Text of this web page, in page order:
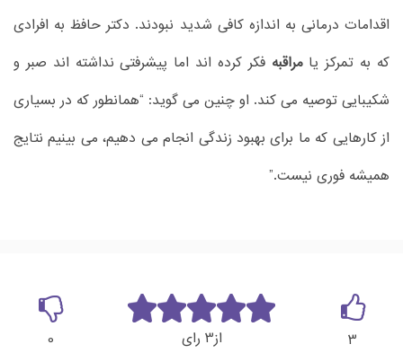
اقدامات درمانی به اندازه کافی شدید نبودند. دکتر حافظ به افرادی
که به تمرکز یامراقبه فکر کرده اند اما پیشرفتی نداشته اند صبر و
شکیبایی توصیه می کند. او چنین می گوید: “همانطور که در بسیاری
از کارهایی که ما برای بهبود زندگی انجام می دهیم، می بینیم نتایج
همیشه فوری نیست.”
از3 رای 3
0